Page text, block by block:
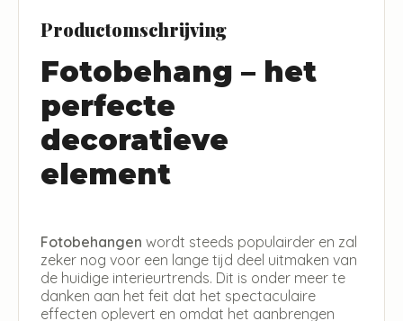
Productomschrijving
Fotobehang – het
perfecte
decoratieve
element
Fotobehangen wordt steeds populairder en zal
zeker nog voor een lange tijd deel uitmaken van
de huidige interieurtrends. Dit is onder meer te
danken aan het feit dat het spectaculaire
effecten oplevert en omdat het aanbrengen